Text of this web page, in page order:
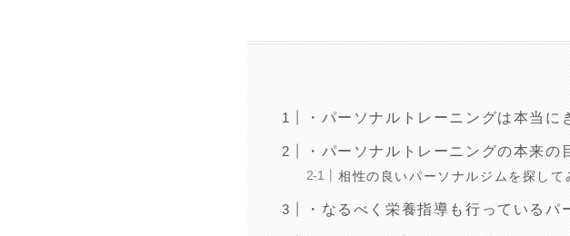
・パーソナルトレーニングは本当に
・パーソナルトレーニングの本来の
相性の良いパーソナルジムを探して
・なるべく栄養指導も行っているパ